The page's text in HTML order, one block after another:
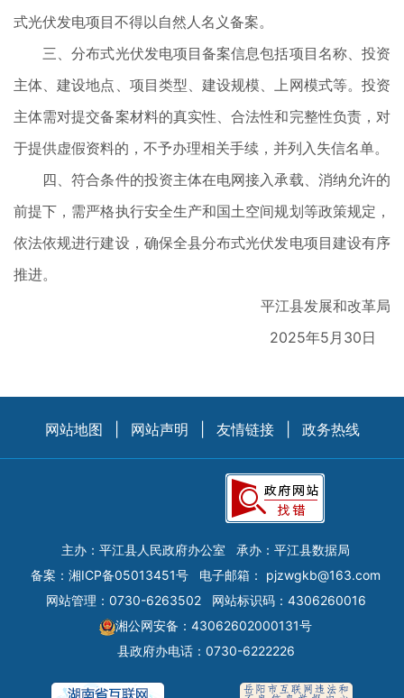
式光伏发电项目不得以自然人名义备案。
三、分布式光伏发电项目备案信息包括项目名称、投资
主体、建设地点、项目类型、建设规模、上网模式等。投资
主体需对提交备案材料的真实性、合法性和完整性负责，对
于提供虚假资料的，不予办理相关手续，并列入失信名单。
四、符合条件的投资主体在电网接入承载、消纳允许的
前提下，需严格执行安全生产和国土空间规划等政策规定，
依法依规进行建设，确保全县分布式光伏发电项目建设有序
推进。
平江县发展和改革局
2025年5月30日
网站地图 网站声明 友情链接 政务热线
主办：平江县人民政府办公室
承办：平江县数据局
备案： 湘ICP备05013451号 电子邮箱： pjzwgkb@163.com
网站管理：0730-6263502
网站标识码：4306260016
湘公网安备：43062602000131号
县政府办电话：0730-6222226